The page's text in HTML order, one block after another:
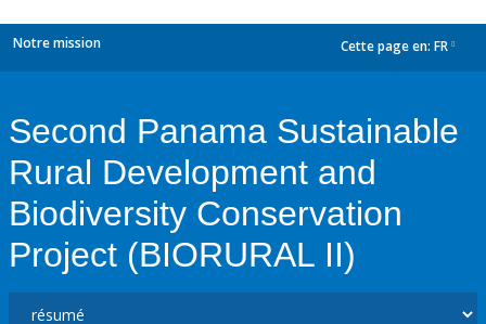
Notre mission Cette page en: FR
Second Panama Sustainable
Rural Development and
Biodiversity Conservation
Project (BIORURAL II)